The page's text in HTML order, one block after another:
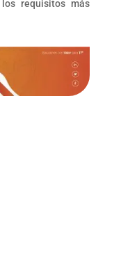
requisitos más